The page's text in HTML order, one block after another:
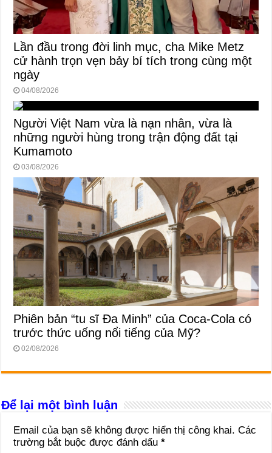
Lần đầu trong đời linh mục, cha Mike Metz
cử hành trọn vẹn bảy bí tích trong cùng một
ngày
04/08/2026
Người Việt Nam vừa là nạn nhân, vừa là
những người hùng trong trận động đất tại
Kumamoto
03/08/2026
Phiên bản “tu sĩ Đa Minh” của Coca-Cola có
trước thức uống nổi tiếng của Mỹ?
02/08/2026
Để lại một bình luận
Email của bạn sẽ không được hiển thị công khai. Các
trường bắt buộc được đánh dấu*